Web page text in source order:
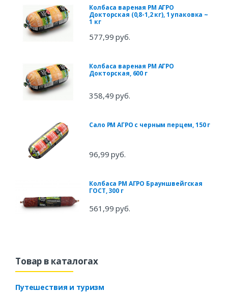
Колбаса вареная РМ АГРО
Докторская (0,8-1,2 кг), 1 упаковка ~
1 кг
577,99 руб.
Колбаса вареная РМ АГРО
Докторская, 600 г
358,49 руб.
Сало РМ АГРО с черным перцем, 150 г
96,99 руб.
Колбаса РМ АГРО Брауншвейгская
ГОСТ, 300 г
561,99 руб.
Товар в каталогах
Путешествия и туризм